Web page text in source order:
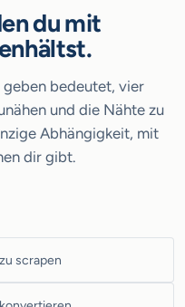
du mit
geben bedeutet, vier
und die Nähte zu
Abhängigkeit, mit
dir gibt.
scrapen